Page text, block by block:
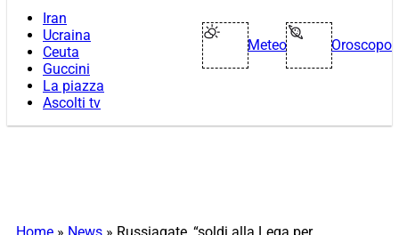
Iran
Ucraina
Ceuta
Guccini
La piazza
Ascolti tv
Meteo Oroscopo